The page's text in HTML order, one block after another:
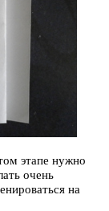
этапе нужно
очень
на